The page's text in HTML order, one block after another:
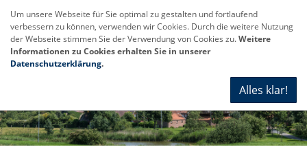
Um unsere Webseite für Sie optimal zu gestalten und fortlaufend
verbessern zu können, verwenden wir Cookies. Durch die weitere Nutzung
der Webseite stimmen Sie der Verwendung von Cookies zu.Weitere
Informationen zu Cookies erhalten Sie in unserer
Datenschutzerklärung.
Alles klar!